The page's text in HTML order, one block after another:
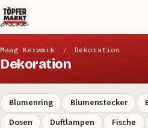
Maag Keramik / Dekoration
Dekoration
Blumenring Blumenstecker
Dosen
Duftlampen Fische